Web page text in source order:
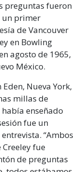
preguntas fueron
un primer
de Vancouver
en Bowling
agosto de 1965,
México.
Nueva York,
millas de
enseñado
fue un
“Ambos
fue
de preguntas